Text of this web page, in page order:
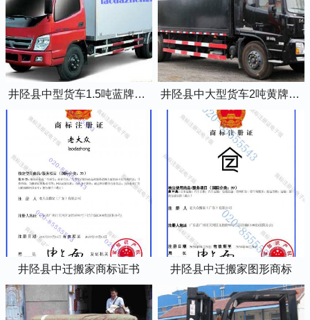
井陉县中型货车1.5吨蓝牌4米2厢式货车 井陉县中大型货车2吨黄牌5米2厢式货车
井陉县中迁搬家商标证书 井陉县中迁搬家图形商标